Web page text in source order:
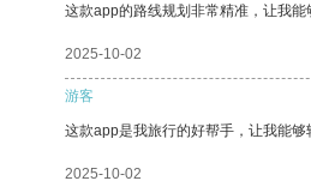
这款app的路线规划非常精准，让我能
2025-10-02
游客
这款app是我旅行的好帮手，让我能够
2025-10-02